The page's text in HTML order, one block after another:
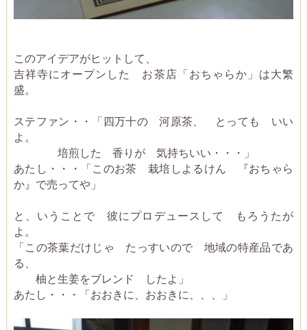
このアイデアがヒットして、
吉祥寺にオープンした お茶店「おちゃらか」は大繁
盛。
ステファン・・「四万十の 河原茶、 とっても いい
よ。
培煎した 香りが 気持ちいい・・・」
あたし・・・「このお茶 栽培しよるけん 『おちゃら
か』で売ってや」
と、いうことで 彼にプロデュースして もろうたが
よ。
「この茶葉だけじゃ たっすいので 地域の特産品であ
る、
柚と生姜をブレンド したよ」
あたし・・・「おおきに、おおきに、、、」